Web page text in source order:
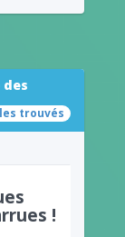
trouvés
!